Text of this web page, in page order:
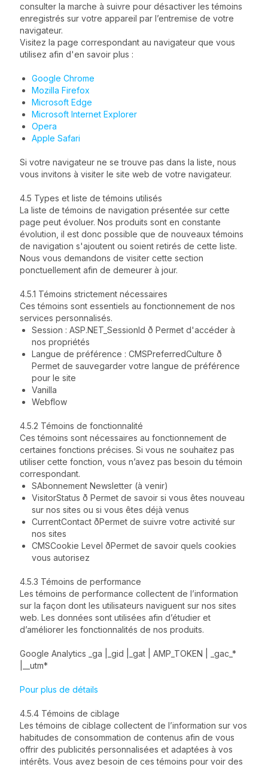
consulter la marche à suivre pour désactiver les témoins
enregistrés sur votre appareil par l’entremise de votre
navigateur.
Visitez la page correspondant au navigateur que vous
utilisez afin d'en savoir plus :
Google Chrome
Mozilla Firefox
Microsoft Edge
Microsoft Internet Explorer
Opera
Apple Safari
Si votre navigateur ne se trouve pas dans la liste, nous
vous invitons à visiter le site web de votre navigateur.
4.5 Types et liste de témoins utilisés
La liste de témoins de navigation présentée sur cette
page peut évoluer. Nos produits sont en constante
évolution, il est donc possible que de nouveaux témoins
de navigation s'ajoutent ou soient retirés de cette liste.
Nous vous demandons de visiter cette section
ponctuellement afin de demeurer à jour.
4.5.1 Témoins strictement nécessaires
Ces témoins sont essentiels au fonctionnement de nos
services personnalisés.
Session : ASP.NET_SessionId ð Permet d'accéder à
nos propriétés
Langue de préférence : CMSPreferredCulture ð
Permet de sauvegarder votre langue de préférence
pour le site
Vanilla
Webflow
4.5.2 Témoins de fonctionnalité
Ces témoins sont nécessaires au fonctionnement de
certaines fonctions précises. Si vous ne souhaitez pas
utiliser cette fonction, vous n’avez pas besoin du témoin
correspondant.
SAbonnement Newsletter (à venir)
VisitorStatus ð Permet de savoir si vous êtes nouveau
sur nos sites ou si vous êtes déjà venus
CurrentContact ðPermet de suivre votre activité sur
nos sites
CMSCookie Level ðPermet de savoir quels cookies
vous autorisez
4.5.3 Témoins de performance
Les témoins de performance collectent de l’information
sur la façon dont les utilisateurs naviguent sur nos sites
web. Les données sont utilisées afin d’étudier et
d’améliorer les fonctionnalités de nos produits.
Google Analytics _ga |_gid |_gat | AMP_TOKEN | _gac_*
|__utm*
Pour plus de détails
4.5.4 Témoins de ciblage
Les témoins de ciblage collectent de l’information sur vos
habitudes de consommation de contenus afin de vous
offrir des publicités personnalisées et adaptées à vos
intérêts. Vous avez besoin de ces témoins pour voir des